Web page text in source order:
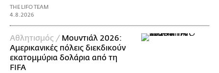
THE LIFO TEAM
4.8.2026
Αθλητισμός / Μουντιάλ 2026:
Αμερικανικές πόλεις διεκδικούν
εκατομμύρια δολάρια από τη
FIFA